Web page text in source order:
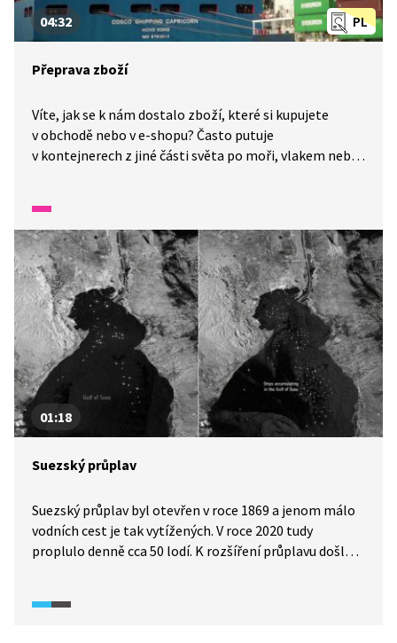
PL
04:32
Přeprava zboží
Víte, jak se k nám dostalo zboží, které si kupujete
v obchodě nebo v e-shopu? Často putuje
v kontejnerech z jiné části světa po moři, vlakem nebo
k zákazníkovi. Zamyslete se, jak to ovlivňuje naše
životní prostředí.
01:18
Suezský průplav
Suezský průplav byl otevřen v roce 1869 a jenom málo
vodních cest je tak vytížených. V roce 2020 tudy
proplulo denně cca 50 lodí. K rozšíření průplavu došlo
bylo jeho zablokování v březnu 2021 obří